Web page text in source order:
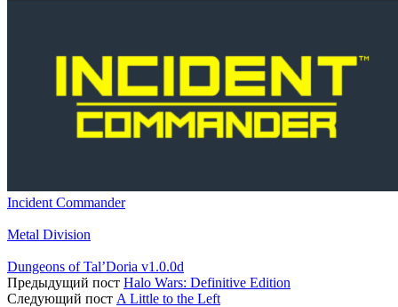
Incident Commander
Metal Division
Dungeons of Tal’Doria v1.0.0d
Предыдущий пост Halo Wars: Definitive Edition
Следующий пост A Little to the Left